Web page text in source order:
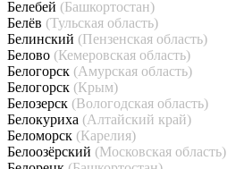
Белебей (Башкортостан)
Белёв (Тульская область)
Белинский (Пензенская область)
Белово (Кемеровская область)
Белогорск (Амурская область)
Белогорск (Крым)
Белозерск (Вологодская область)
Белокуриха (Алтайский край)
Беломорск (Карелия)
Белоозёрский (Московская область)